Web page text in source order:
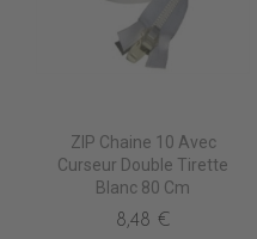
ZIP Chaine 10 Avec
Curseur Double Tirette
Blanc 80 Cm
8,48 €